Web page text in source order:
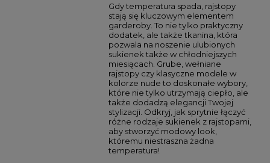
Gdy temperatura spada, rajstopy
stają się kluczowym elementem
garderoby. To nie tylko praktyczny
dodatek, ale także tkanina, która
pozwala na noszenie ulubionych
sukienek także w chłodniejszych
miesiącach. Grube, wełniane
rajstopy czy klasyczne modele w
kolorze nude to doskonałe wybory,
które nie tylko utrzymają ciepło, ale
także dodadzą elegancji Twojej
stylizacji. Odkryj, jak sprytnie łączyć
różne rodzaje sukienek z rajstopami,
aby stworzyć modowy look,
któremu niestraszna żadna
temperatura!